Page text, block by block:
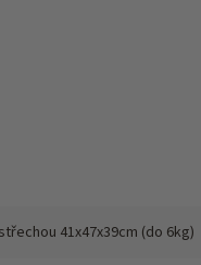
41x47x39cm (do 6kg)